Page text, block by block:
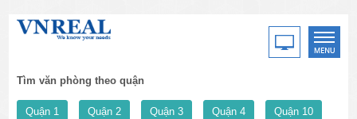
Tìm văn phòng theo quận
Quận 1 Quận 2 Quận 3 Quận 4 Quận 10